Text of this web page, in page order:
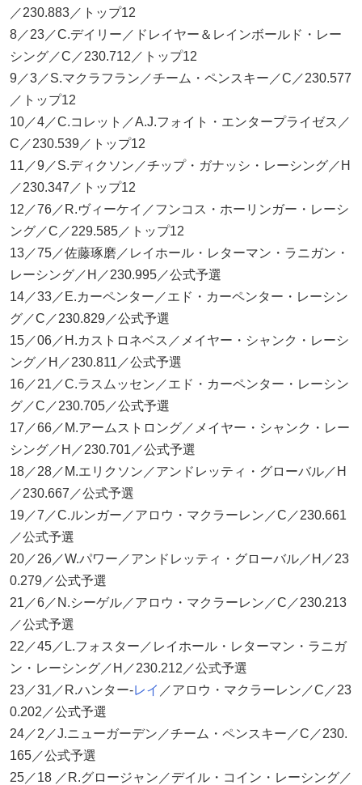
／230.883／トップ12
8／23／C.デイリー／ドレイヤー＆レインボールド・レー
シング／C／230.712／トップ12
9／3／S.マクラフラン／チーム・ペンスキー／C／230.577
／トップ12
10／4／C.コレット／A.J.フォイト・エンタープライゼス／
C／230.539／トップ12
11／9／S.ディクソン／チップ・ガナッシ・レーシング／H
／230.347／トップ12
12／76／R.ヴィーケイ／フンコス・ホーリンガー・レーシ
ング／C／229.585／トップ12
13／75／佐藤琢磨／レイホール・レターマン・ラニガン・
レーシング／H／230.995／公式予選
14／33／E.カーペンター／エド・カーペンター・レーシン
グ／C／230.829／公式予選
15／06／H.カストロネベス／メイヤー・シャンク・レーシ
ング／H／230.811／公式予選
16／21／C.ラスムッセン／エド・カーペンター・レーシン
グ／C／230.705／公式予選
17／66／M.アームストロング／メイヤー・シャンク・レー
シング／H／230.701／公式予選
18／28／M.エリクソン／アンドレッティ・グローバル／H
／230.667／公式予選
19／7／C.ルンガー／アロウ・マクラーレン／C／230.661
／公式予選
20／26／W.パワー／アンドレッティ・グローバル／H／23
0.279／公式予選
21／6／N.シーゲル／アロウ・マクラーレン／C／230.213
／公式予選
22／45／L.フォスター／レイホール・レターマン・ラニガ
ン・レーシング／H／230.212／公式予選
23／31／R.ハンター-レイ ／アロウ・マクラーレン／C／23
0.202／公式予選
24／2／J.ニューガーデン／チーム・ペンスキー／C／230.
165／公式予選
25／18 ／R.グロージャン／デイル・コイン・レーシング／